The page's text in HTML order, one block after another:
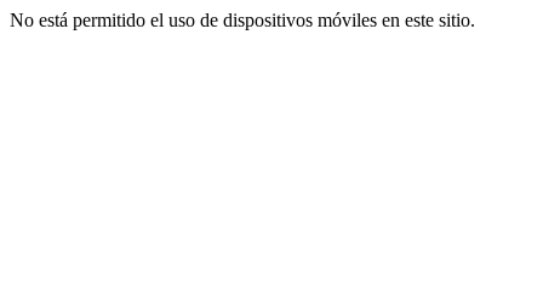
No está permitido el uso de dispositivos móviles en este sitio.